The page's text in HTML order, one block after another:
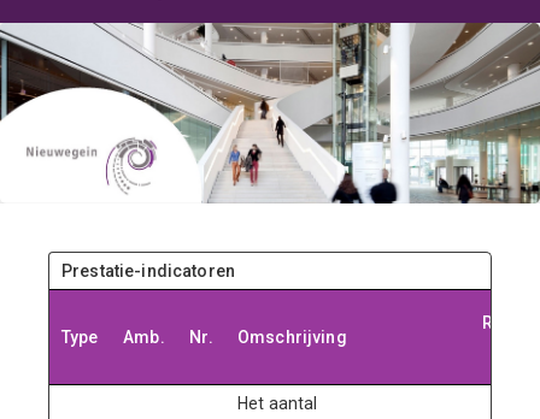
Prestatie-indicatoren
Type Amb. Nr. Omschrijving
Het aantal